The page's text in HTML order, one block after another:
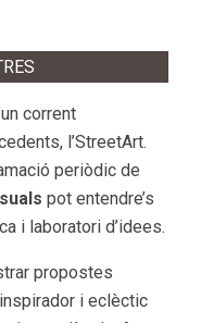
corrent
l’StreetArt.
periòdic de
pot entendre’s
i laboratori d’idees.
propostes
i eclèctic